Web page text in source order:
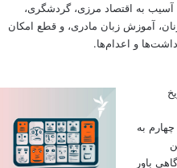
آسیب به اقتصاد مرزی، گردشگری،
آموزش زبان مادری، و قطع امکان
و اعدام‌ها.
چهارم به
باور